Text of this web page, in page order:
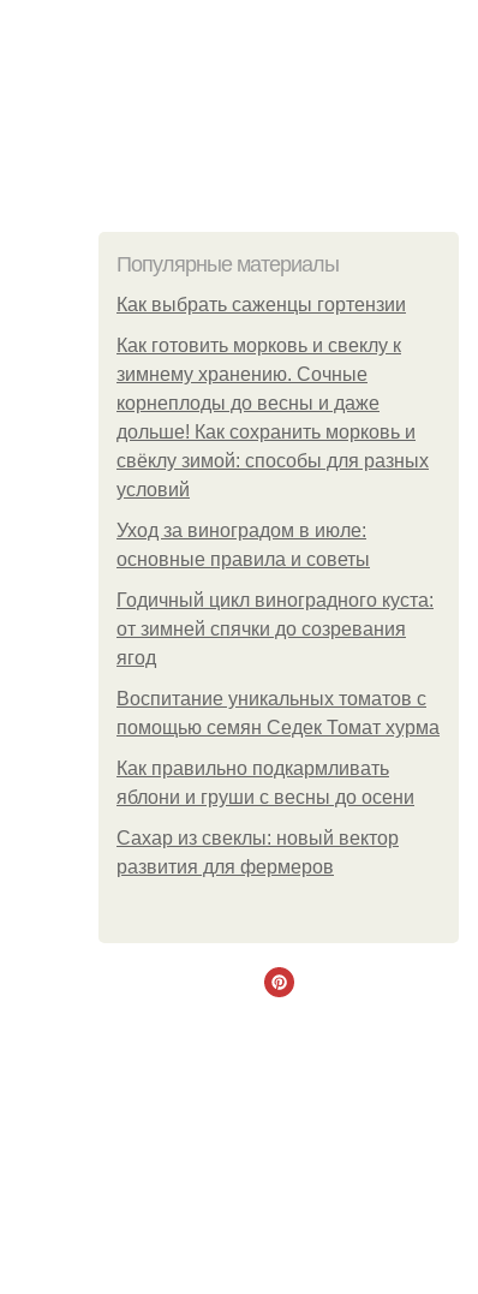
Популярные материалы
Как выбрать саженцы гортензии
Как готовить морковь и свеклу к
зимнему хранению. Сочные
корнеплоды до весны и даже
дольше! Как сохранить морковь и
свёклу зимой: способы для разных
условий
Уход за виноградом в июле:
основные правила и советы
Годичный цикл виноградного куста:
от зимней спячки до созревания
ягод
Воспитание уникальных томатов с
помощью семян Седек Томат хурма
Как правильно подкармливать
яблони и груши с весны до осени
Сахар из свеклы: новый вектор
развития для фермеров